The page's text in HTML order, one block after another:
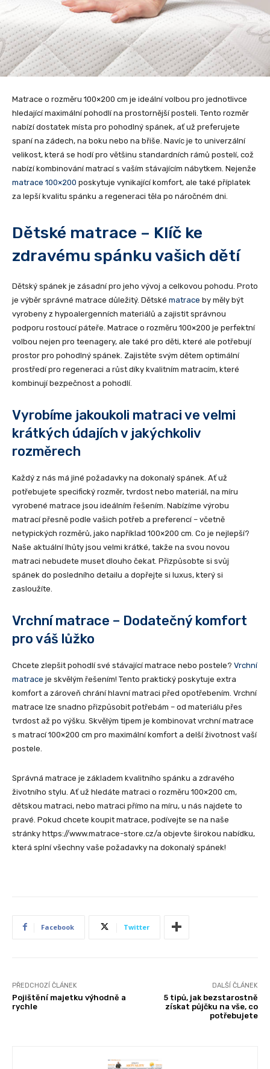
Matrace o rozměru 100×200 cm je ideální volbou pro jednotlivce
hledající maximální pohodlí na prostornější posteli. Tento rozměr
nabízí dostatek místa pro pohodlný spánek, ať už preferujete
spaní na zádech, na boku nebo na břiše. Navíc je to univerzální
velikost, která se hodí pro většinu standardních rámů postelí, což
nabízí kombinování matrací s vaším stávajícím nábytkem. Nejenže
matrace 100×200 poskytuje vynikající komfort, ale také příplatek
za lepší kvalitu spánku a regeneraci těla po náročném dni.
Dětské matrace – Klíč ke
zdravému spánku vašich dětí
Dětský spánek je zásadní pro jeho vývoj a celkovou pohodu. Proto
je výběr správné matrace důležitý. Dětské matrace by měly být
vyrobeny z hypoalergenních materiálů a zajistit správnou
podporu rostoucí páteře. Matrace o rozměru 100×200 je perfektní
volbou nejen pro teenagery, ale také pro děti, které ale potřebují
prostor pro pohodlný spánek. Zajistěte svým dětem optimální
prostředí pro regeneraci a růst díky kvalitním matracím, které
kombinují bezpečnost a pohodlí.
Vyrobíme jakoukoli matraci ve velmi
krátkých údajích v jakýchkoliv
rozměrech​
Každý z nás má jiné požadavky na dokonalý spánek. Ať už
potřebujete specifický rozměr, tvrdost nebo materiál, na míru
vyrobené matrace jsou ideálním řešením. Nabízíme výrobu
matrací přesně podle vašich potřeb a preferencí – včetně
netypických rozměrů, jako například 100×200 cm. Co je nejlepší?
Naše aktuální lhůty jsou velmi krátké, takže na svou novou
matraci nebudete muset dlouho čekat. Přizpůsobte si svůj
spánek do posledního detailu a dopřejte si luxus, který si
zasloužíte.
Vrchní matrace – Dodatečný komfort
pro váš lůžko
Chcete zlepšit pohodlí své stávající matrace nebo postele? Vrchní
matrace je skvělým řešením! Tento praktický poskytuje extra
komfort a zároveň chrání hlavní matraci před opotřebením.​ Vrchní
matrace lze snadno přizpůsobit potřebám – od materiálu přes
tvrdost až po výšku. Skvělým tipem je kombinovat vrchní matrace
s matrací 100×200 cm pro maximální komfort a delší životnost vaší
postele.
Správná matrace je základem kvalitního spánku a zdravého
životního stylu. Ať už hledáte matraci o rozměru 100×200 cm,
dětskou matraci, nebo matraci přímo na míru, u nás najdete to
pravé. Pokud chcete koupit matrace, podívejte se na naše
stránky https://www.matrace-store.cz/a objevte širokou nabídku,
která splní všechny vaše požadavky na dokonalý spánek!
Facebook Twitter
PŘEDCHOZÍ ČLÁNEK
Pojištění majetku výhodně a
rychle
DALŠÍ ČLÁNEK
5 tipů, jak bezstarostně
získat půjčku na vše, co
potřebujete